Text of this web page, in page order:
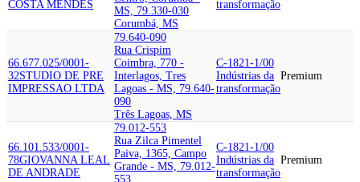
COSTA MENDES
MS, 79.330-030
Corumbá, MS
transformação
66.677.025/0001-
32STUDIO DE PRE
IMPRESSAO LTDA
79.640-090
Rua Crispim
Coimbra, 770 -
Interlagos, Tres
Lagoas - MS, 79.640-
090
Três Lagoas, MS
C-1821-1/00
Indústrias da
transformação
Premium
66.101.533/0001-
78GIOVANNA LEAL
DE ANDRADE
79.012-553
Rua Zilca Pimentel
Paiva, 1365, Campo
Grande - MS, 79.012-
553
C-1821-1/00
Indústrias da
transformação
Premium